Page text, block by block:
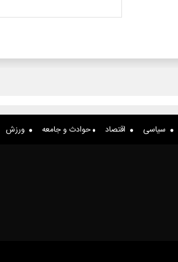
سیاسی اقتصاد حوادث و جامعه ورزش